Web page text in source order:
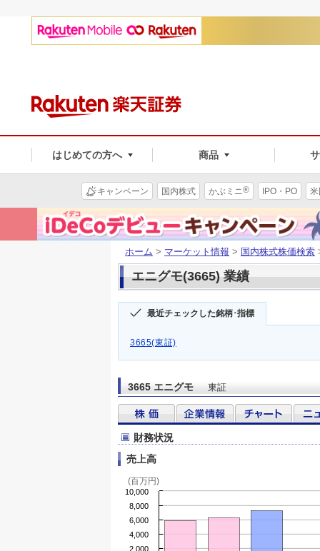
はじめての方へ 商品
キャンペーン 国内株式 かぶミニ® IPO・PO
ホーム > マーケット情報 > 国内株式株価検索
エニグモ(3665) 業績
最近チェックした銘柄･指標
3665(東証)
3665 エニグモ 東証